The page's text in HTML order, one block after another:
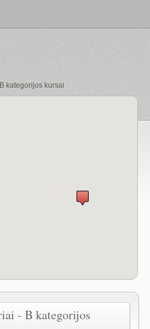
B kategorijos kursai
- B kategorijos